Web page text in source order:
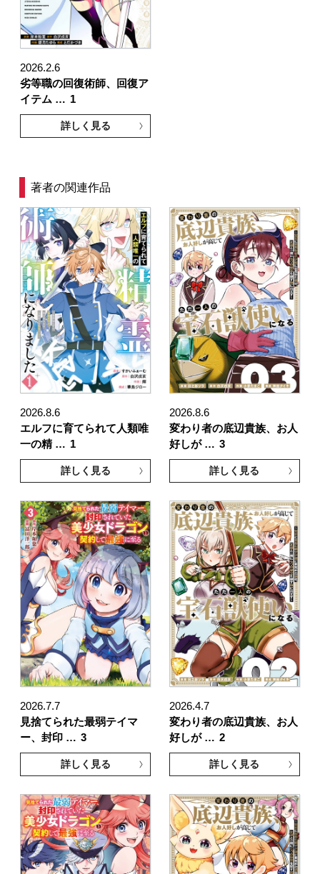
2026.2.6
劣等職の回復術師、回復ア
イテム … 1
詳しく見る
著者の関連作品
2026.8.6
エルフに育てられて人類唯
一の精 … 1
詳しく見る
2026.8.6
変わり者の底辺貴族、お人
好しが … 3
詳しく見る
2026.7.7
見捨てられた最弱テイマ
ー、封印 … 3
詳しく見る
2026.4.7
変わり者の底辺貴族、お人
好しが … 2
詳しく見る